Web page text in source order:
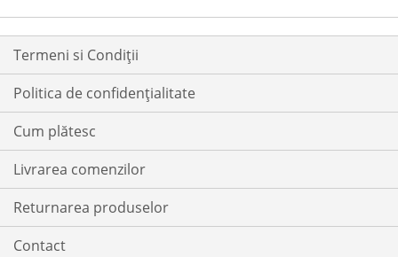
DORINTE
DORINTE
Termeni si Condiții
Politica de confidențialitate
Cum plătesc
Livrarea comenzilor
Returnarea produselor
Contact